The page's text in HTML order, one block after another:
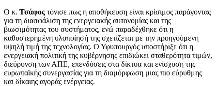
Ο κ. Τσάφος τόνισε πως η αποθήκευση είναι κρίσιμος παράγοντας
για τη διασφάλιση της ενεργειακής αυτονομίας και της
βιωσιμότητας του συστήματος, ενώ παραδέχθηκε ότι η
καθυστερημένη υλοποίησή της σχετίζεται με την προηγούμενη
υψηλή τιμή της τεχνολογίας. Ο Υφυπουργός υποστήριξε ότι η
ενεργειακή πολιτική της κυβέρνησης επιδιώκει σταθερότητα τιμών,
διεύρυνση των ΑΠΕ, επενδύσεις στα δίκτυα και ενίσχυση της
ευρωπαϊκής συνεργασίας για τη διαμόρφωση μιας πιο εύρυθμης
και δίκαιης αγοράς ενέργειας.